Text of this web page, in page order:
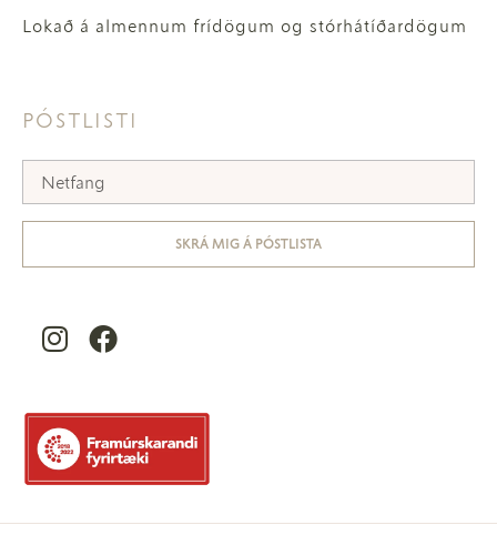
Lokað á almennum frídögum og stórhátíðardögum
PÓSTLISTI
SKRÁ MIG Á PÓSTLISTA